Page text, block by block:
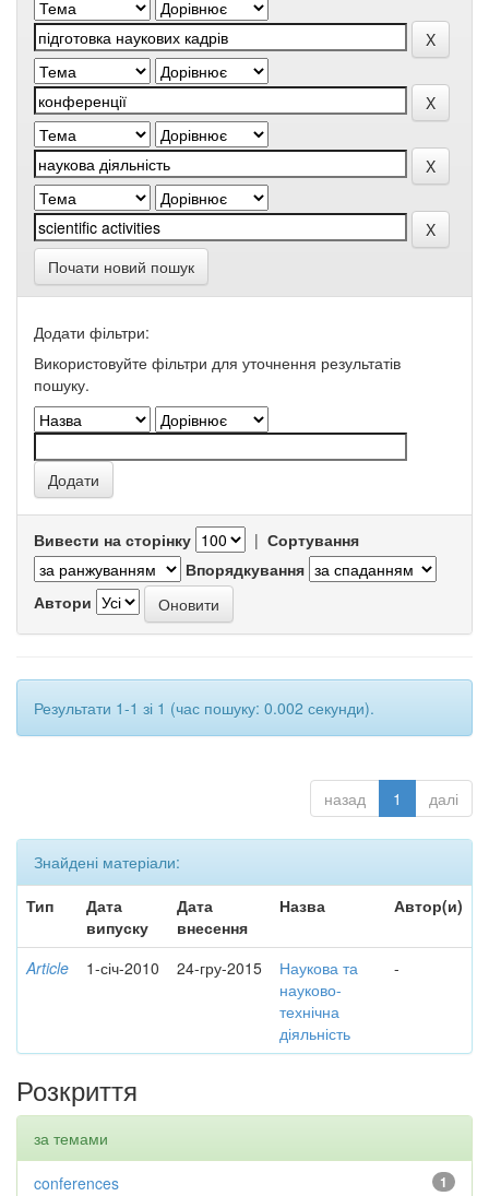
Почати новий пошук
Додати фільтри:
Використовуйте фільтри для уточнення результатів
пошуку.
Вивести на сторінку | Сортування
Впорядкування
Автори
Результати 1-1 зі 1 (час пошуку: 0.002 секунди).
назад 1 далі
Знайдені матеріали:
Тип
Дата
випуску
Дата
внесення
Назва Автор(и)
Article 1-січ-2010 24-гру-2015
Наукова та
науково-
технічна
діяльність
-
Розкриття
за темами
1
conferences